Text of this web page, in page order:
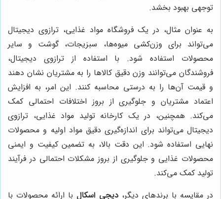
توجهی بهبود بخشد.
به عنوان مثال، در یک فروشگاه مواد غذایی، ترازوی دیجیتال
می‌تواند برای وزن‌کشی میوه‌ها، سبزیجات، گوشت و سایر
محصولات استفاده شود. با استفاده از ترازوی دیجیتال،
فروشندگان می‌توانند وزن دقیق کالاها را به مشتریان نشان دهند
و قیمت آن‌ها را به درستی محاسبه کنند. این امر، به افزایش
اعتماد مشتریان و جلوگیری از بروز اختلافات احتمالی کمک
می‌کند. همچنین، در یک کارخانه تولید مواد غذایی، ترازوی
دیجیتال می‌تواند برای اندازه‌گیری دقیق مواد اولیه و محصولات
نهایی استفاده شود. این دقت بالا، به تضمین کیفیت و ایمنی
محصولات غذایی و جلوگیری از بروز مشکلات احتمالی در فرآیند
تولید کمک می‌کند.
در مقایسه با برندهای دیگر،دیجی اسکال با ارائه محصولات با